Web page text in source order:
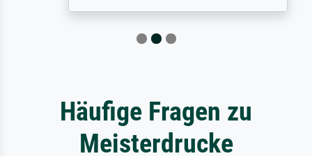
Häufige Fragen zu
Meisterdrucke